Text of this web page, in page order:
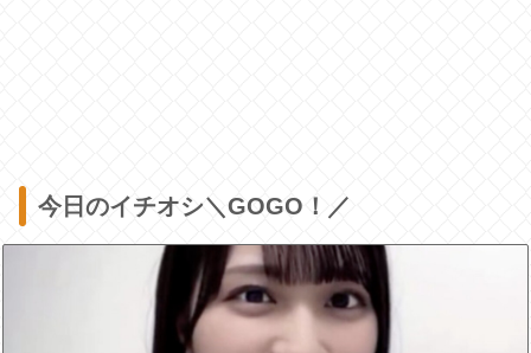
今日のイチオシ＼GOGO！／